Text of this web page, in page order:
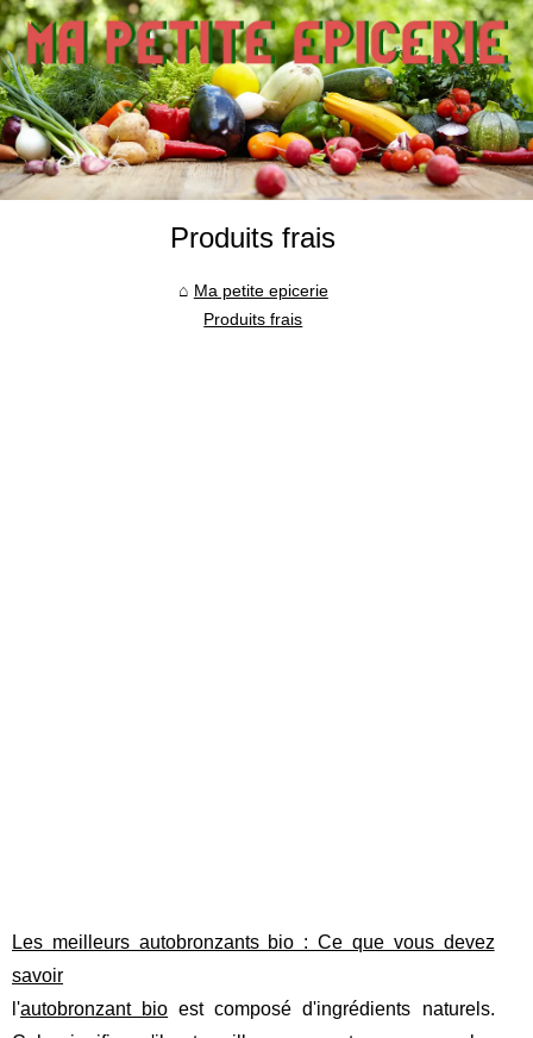
Produits frais
Ma petite epicerie
Produits frais
Les meilleurs autobronzants bio : Ce que vous devez
savoir
l'autobronzant bio est composé d'ingrédients naturels.